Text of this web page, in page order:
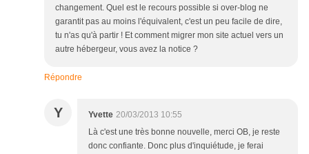
changement. Quel est le recours possible si over-blog ne
garantit pas au moins l'équivalent, c'est un peu facile de dire,
tu n'as qu'à partir ! Et comment migrer mon site actuel vers un
autre hébergeur, vous avez la notice ?
Répondre
Y Yvette 20/03/2013 10:55
Là c'est une très bonne nouvelle, merci OB, je reste
donc confiante. Donc plus d'inquiétude, je ferai